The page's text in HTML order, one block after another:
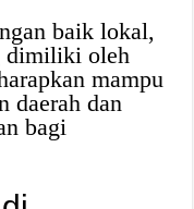
baik lokal,
dimiliki oleh
mampu
daerah dan
bagi